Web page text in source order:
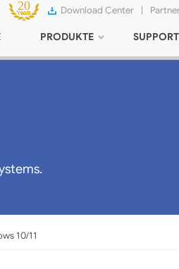
Download Center |
PRODUKTE SUPPORT
10/11